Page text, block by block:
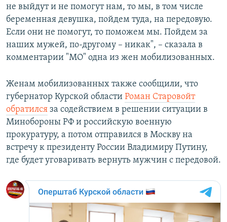
не выйдут и не помогут нам, то мы, в том числе
беременная девушка, пойдем туда, на передовую.
Если они не помогут, то поможем мы. Пойдем за
наших мужей, по-другому – никак", – сказала в
комментарии "МО" одна из жен мобилизованных.
Женам мобилизованных также сообщили, что
губернатор Курской области Роман Старовойт
обратился за содействием в решении ситуации в
Минобороны РФ и российскую военную
прокуратуру, а потом отправился в Москву на
встречу к президенту России Владимиру Путину,
где будет уговаривать вернуть мужчин с передовой.